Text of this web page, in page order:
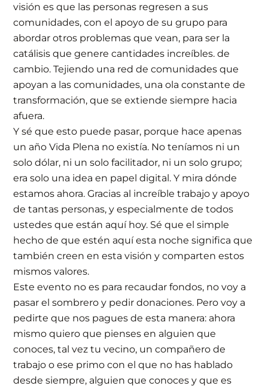
visión es que las personas regresen a sus
comunidades, con el apoyo de su grupo para
abordar otros problemas que vean, para ser la
catálisis que genere cantidades increíbles. de
cambio. Tejiendo una red de comunidades que
apoyan a las comunidades, una ola constante de
transformación, que se extiende siempre hacia
afuera.
Y sé que esto puede pasar, porque hace apenas
un año Vida Plena no existía. No teníamos ni un
solo dólar, ni un solo facilitador, ni un solo grupo;
era solo una idea en papel digital. Y mira dónde
estamos ahora. Gracias al increíble trabajo y apoyo
de tantas personas, y especialmente de todos
ustedes que están aquí hoy. Sé que el simple
hecho de que estén aquí esta noche significa que
también creen en esta visión y comparten estos
mismos valores.
Este evento no es para recaudar fondos, no voy a
pasar el sombrero y pedir donaciones. Pero voy a
pedirte que nos pagues de esta manera: ahora
mismo quiero que pienses en alguien que
conoces, tal vez tu vecino, un compañero de
trabajo o ese primo con el que no has hablado
desde siempre, alguien que conoces y que es